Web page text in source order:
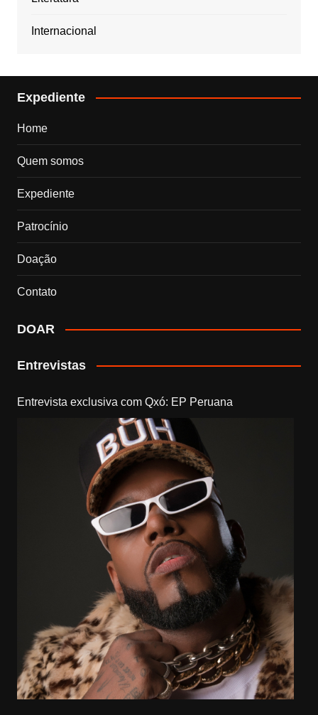
Internacional
Expediente
Home
Quem somos
Expediente
Patrocínio
Doação
Contato
DOAR
Entrevistas
Entrevista exclusiva com Qxó: EP Peruana